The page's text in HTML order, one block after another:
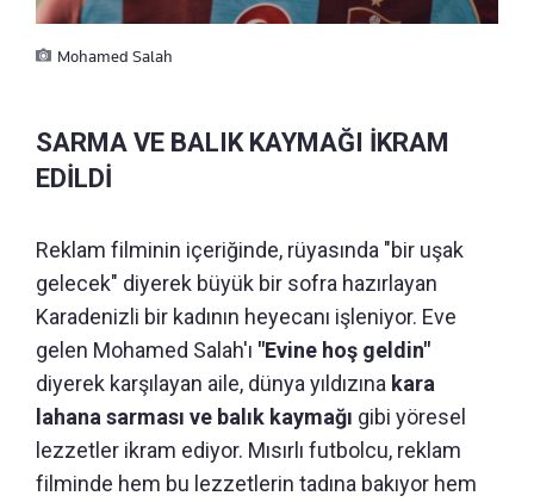
Mohamed Salah
SARMA VE BALIK KAYMAĞI İKRAM
EDİLDİ
Reklam filminin içeriğinde, rüyasında "bir uşak
gelecek" diyerek büyük bir sofra hazırlayan
Karadenizli bir kadının heyecanı işleniyor. Eve
gelen Mohamed Salah'ı "Evine hoş geldin"
diyerek karşılayan aile, dünya yıldızına kara
lahana sarması ve balık kaymağı gibi yöresel
lezzetler ikram ediyor. Mısırlı futbolcu, reklam
filminde hem bu lezzetlerin tadına bakıyor hem